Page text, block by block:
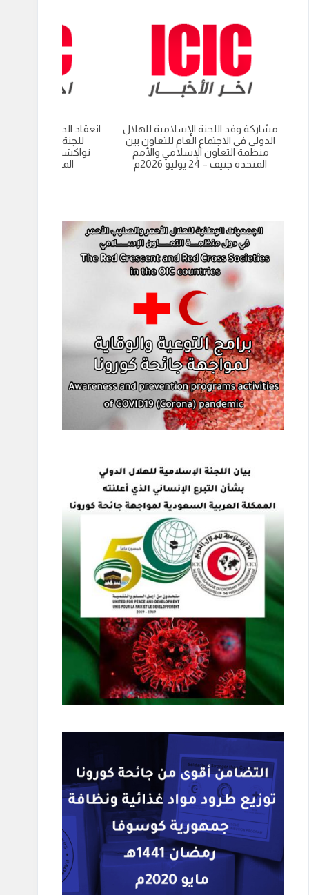
مشاركة وفد اللجنة الإسلامية للهلال
الدولي في الاجتماع العام للتعاون بين
منظمة التعاون الإسلامي والأمم
المتحدة جنيف – 24 يوليو 2026م
انعقاد الدورة العادية
للجنة الاسلامية
نواكشوط-
الموريتانية 9 يوليو 2026م